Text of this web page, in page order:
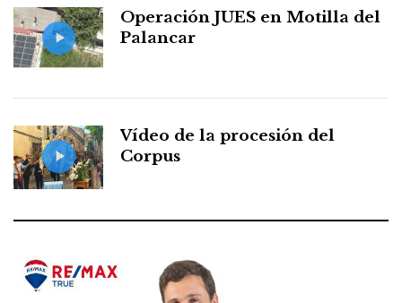
Operación JUES en Motilla del
Palancar
Vídeo de la procesión del
Corpus